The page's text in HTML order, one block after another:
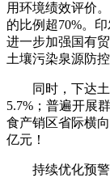
用环境绩效评价
的比例超70%。
进一步加强国有
土壤污染泉源防控
同时，下达土
5.7%；普遍开展
食产销区省际横
亿元！
持续优化预警